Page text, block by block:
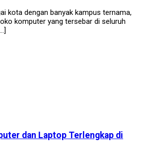
kota dengan banyak kampus ternama,
komputer yang tersebar di seluruh
dan Laptop Terlengkap di